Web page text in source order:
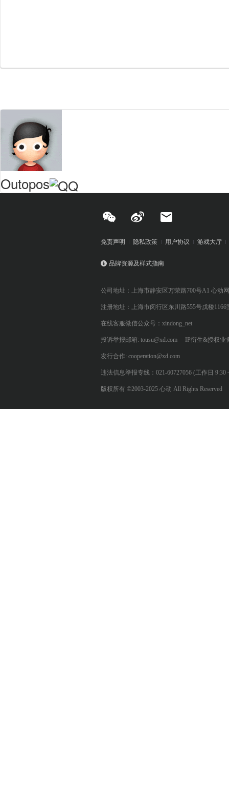
Outopos
免责声明 隐私政策 用户协议 游戏大厅
品牌资源及样式指南
公司地址：上海市静安区万荣路700号A1 心动
注册地址：上海市闵行区东川路555号戊楼1166
在线客服微信公众号：xindong_net
投诉举报邮箱: tousu@xd.com IP衍生&授权业
发行合作: cooperation@xd.com
违法信息举报专线：021-60727056 (工作日 9:30
版权所有 ©2003-2025 心动 All Rights Reserved